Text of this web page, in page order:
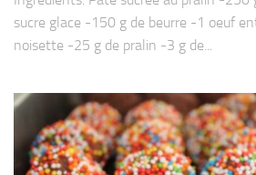
sucre glace -150 g de beurre -1 oeuf
noisette -25 g de pralin -3 g de...